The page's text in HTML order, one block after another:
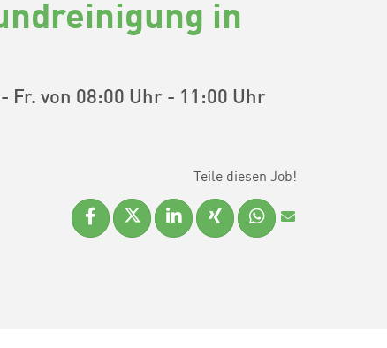
in
Fr. von 08:00 Uhr - 11:00 Uhr
Teile diesen Job!